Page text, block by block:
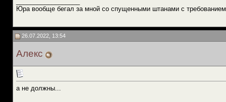
Юра вообще бегал за мной со спущенными штанами с
26.07.2022, 13:54
Алекс
а не должны...